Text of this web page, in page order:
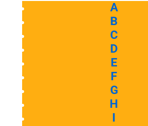
A
B
C
D
E
F
G
H
I